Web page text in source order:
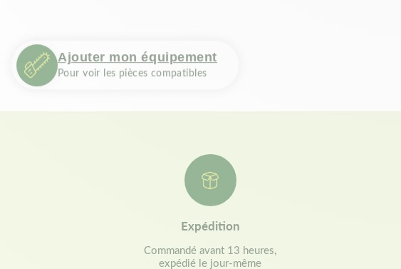
Ajouter mon équipement
Pour voir les pièces compatibles
Expédition
Commandé avant 13 heures,
expédié le jour-même